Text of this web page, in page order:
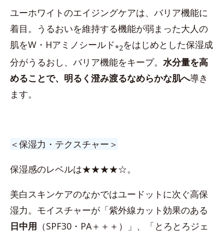
ユーホワイトのエイジングケアは、バリア機能に
着目。うるおいを維持する機能が弱まった大人の
肌をW・Hアミノシールド*2をはじめとした保湿成
分がうるおし、バリア機能をキープ。 水分量を高
めることで、明るく澄み渡るなめらかな肌へ導き
ます。
＜保湿力・テクスチャー＞
保湿感のレベルは★★★★☆。
美白スキンケアのなかではユードットに次ぐ高保
湿力。モイスチャーが「紫外線カット効果のある
日中用 （SPF30・PA＋＋＋）」、「とろとろジェ